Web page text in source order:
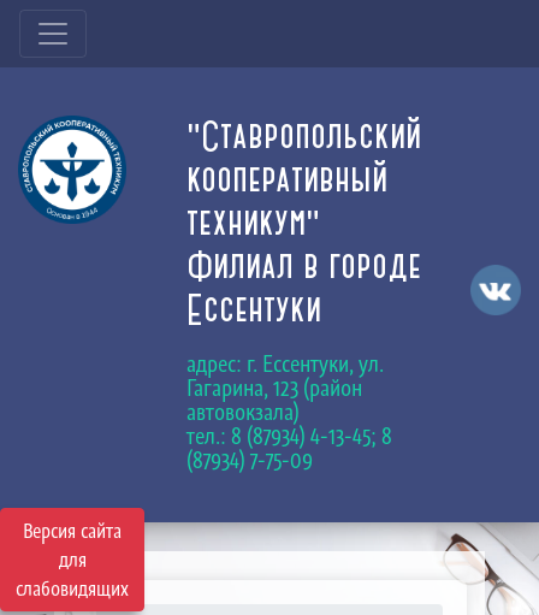
Версия сайта
для
слабовидящих
"Ставропольский
кооперативный
техникум"
Филиал в городе
Ессентуки
адрес: г. Ессентуки, ул.
Гагарина, 123 (район
автовокзала)
тел.: 8 (87934) 4-13-45; 8
(87934) 7-75-09